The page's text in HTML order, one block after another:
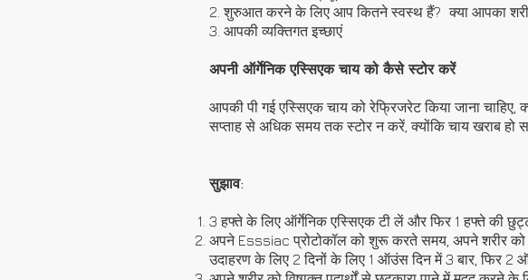
2. शुरुआत करने के लिए आप कितने स्वस्थ हैं? क्या आपका
3. आपकी व्यक्तिगत इच्छाएं
अपनी ऑर्गेनिक एस्सिएक चाय को कैसे स्टोर करें
आपकी पी गई एस्सिएक चाय को रेफ्रिजरेट किया जाना चाहिए,
सप्ताह से अधिक समय तक स्टोर न करें, क्योंकि चाय खराब हो
सुझाव:
3 हफ्ते के लिए ऑर्गेनिक एस्सिएक टी लें और फिर 1 हफ्ते की
अपने Esssiac प्रोटोकॉल को शुरू करते समय, अपने शरीर
उदाहरण के लिए 2 दिनों के लिए 1 ऑउंस दिन में 3 बार, फिर 2